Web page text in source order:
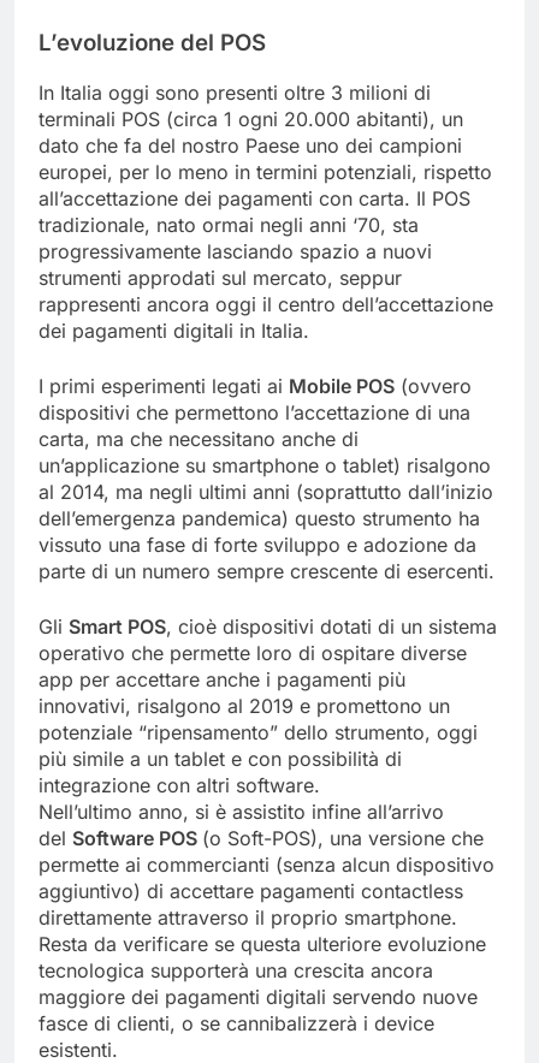
L’evoluzione del POS
In Italia oggi sono presenti oltre 3 milioni di
terminali POS (circa 1 ogni 20.000 abitanti), un
dato che fa del nostro Paese uno dei campioni
europei, per lo meno in termini potenziali, rispetto
all’accettazione dei pagamenti con carta. Il POS
tradizionale, nato ormai negli anni ‘70, sta
progressivamente lasciando spazio a nuovi
strumenti approdati sul mercato, seppur
rappresenti ancora oggi il centro dell’accettazione
dei pagamenti digitali in Italia.
I primi esperimenti legati ai Mobile POS (ovvero
dispositivi che permettono l’accettazione di una
carta, ma che necessitano anche di
un’applicazione su smartphone o tablet) risalgono
al 2014, ma negli ultimi anni (soprattutto dall’inizio
dell’emergenza pandemica) questo strumento ha
vissuto una fase di forte sviluppo e adozione da
parte di un numero sempre crescente di esercenti.
Gli Smart POS, cioè dispositivi dotati di un sistema
operativo che permette loro di ospitare diverse
app per accettare anche i pagamenti più
innovativi, risalgono al 2019 e promettono un
potenziale “ripensamento” dello strumento, oggi
più simile a un tablet e con possibilità di
integrazione con altri software.
Nell’ultimo anno, si è assistito infine all’arrivo
del Software POS (o Soft-POS), una versione che
permette ai commercianti (senza alcun dispositivo
aggiuntivo) di accettare pagamenti contactless
direttamente attraverso il proprio smartphone.
Resta da verificare se questa ulteriore evoluzione
tecnologica supporterà una crescita ancora
maggiore dei pagamenti digitali servendo nuove
fasce di clienti, o se cannibalizzerà i device
esistenti.